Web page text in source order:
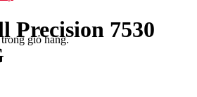
giỏ hàng.
Precision 7530